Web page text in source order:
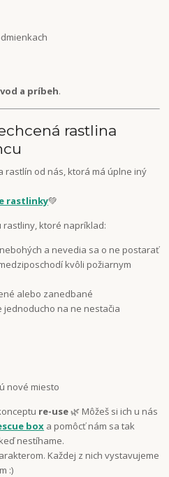
a príbeh.
rastlina
rastlín od nás, ktorá má úplne iný
rastlinky💚
rastliny, ktoré napríklad:
a nevedia sa o ne postarať
kvôli požiarnym
alebo zanedbané
jednoducho na ne nestačia
nové miesto
re-use🌿 Môžeš si ich u nás
box a pomôcť nám sa tak
nestíhame.
Každej z nich vystavujeme
:)